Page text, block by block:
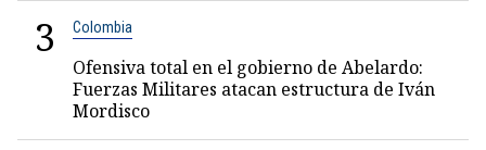
3 Colombia
Ofensiva total en el gobierno de Abelardo:
Fuerzas Militares atacan estructura de Iván
Mordisco